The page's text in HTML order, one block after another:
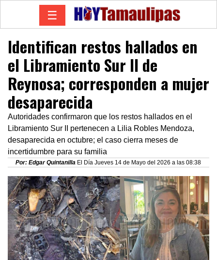
☰
Identifican restos hallados en
el Libramiento Sur II de
Reynosa; corresponden a mujer
desaparecida
Autoridades confirmaron que los restos hallados en el
Libramiento Sur II pertenecen a Lilia Robles Mendoza,
desaparecida en octubre; el caso cierra meses de
incertidumbre para su familia
Por: Edgar Quintanilla El Día Jueves 14 de Mayo del 2026 a las 08:38